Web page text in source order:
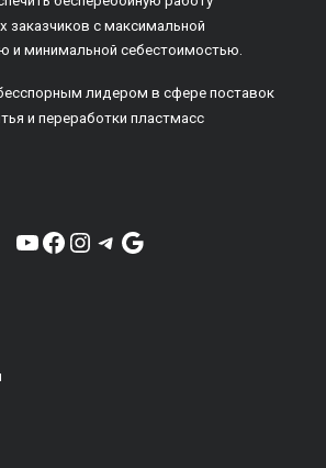
заказчиков с максимальной
и минимальной себестоимостью.
лидером в сфере поставок
и переработки пластмасс
YouTube
Facebook
Instagram
Telegram
Google